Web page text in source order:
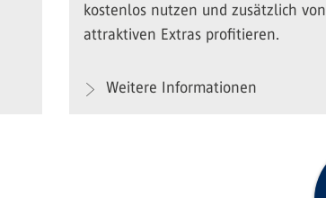
kostenlos nutzen und zusätzlich von
attraktiven Extras profitieren.
Weitere Informationen